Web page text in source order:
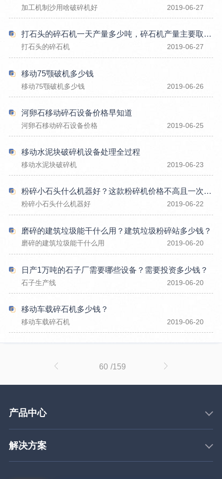
加工机制沙用啥破碎机好 2019-06-27
打石头的碎石机一天产量多少吨，碎石机产量主要取决于什么
打石头的碎石机 2019-06-27
移动75颚破机多少钱
移动75颚破机多少钱 2019-06-26
河卵石移动碎石设备价格早知道
河卵石移动碎石设备价格 2019-06-25
移动水泥块破碎机设备处理全过程
移动水泥块破碎机 2019-06-23
粉碎小石头什么机器好？这款粉碎机价格不高且一次成型，你不妨看一看
粉碎小石头什么机器好 2019-06-22
磨碎的建筑垃圾能干什么用？建筑垃圾粉碎站多少钱？
磨碎的建筑垃圾能干什么用 2019-06-20
日产1万吨的石子厂需要哪些设备？需要投资多少钱？
石子生产线 2019-06-20
移动车载碎石机多少钱？
移动车载碎石机 2019-06-20
60 /159
产品中心
解决方案